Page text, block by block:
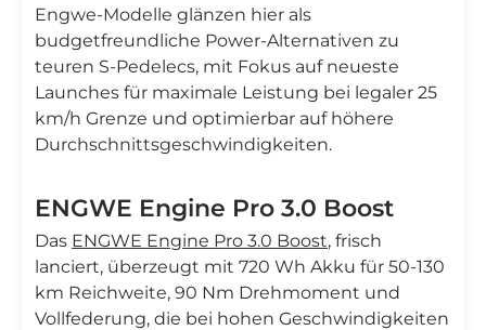
Engwe-Modelle glänzen hier als
budgetfreundliche Power-Alternativen zu
teuren S-Pedelecs, mit Fokus auf neueste
Launches für maximale Leistung bei legaler 25
km/h Grenze und optimierbar auf höhere
Durchschnittsgeschwindigkeiten.
ENGWE Engine Pro 3.0 Boost
Das ENGWE Engine Pro 3.0 Boost, frisch
lanciert, überzeugt mit 720 Wh Akku für 50-130
km Reichweite, 90 Nm Drehmoment und
Vollfederung, die bei hohen Geschwindigkeiten